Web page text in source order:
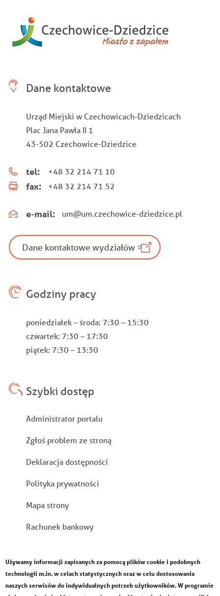
Dane kontaktowe
Urząd Miejski w Czechowicach-Dziedzicach
Plac Jana Pawła II 1
43-502 Czechowice-Dziedzice
tel: +48 32 214 71 10
fax: +48 32 214 71 52
e-mail: um@um.czechowice-dziedzice.pl
Dane kontaktowe wydziałów
Godziny pracy
poniedziałek – środa: 7:30 – 15:30
czwartek: 7:30 – 17:30
piątek: 7:30 – 13:30
Szybki dostęp
Stopka
Administrator portalu
Zgłoś problem ze stroną
Deklaracja dostępności
Polityka prywatności
Mapa strony
Rachunek bankowy
Używamy informacji zapisanych za pomocą plików cookie i podobnych
technologii m.in. w celach statystycznych oraz w celu dostosowania
naszych serwisów do indywidualnych potrzeb użytkowników. W programie